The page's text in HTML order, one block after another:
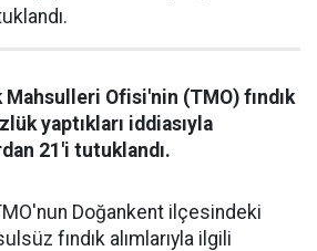
Mahsulleri Ofisi'nin (TMO) fındık
yaptıkları iddiasıyla
21'i tutuklandı.
Doğankent ilçesindeki
fındık alımlarıyla ilgili